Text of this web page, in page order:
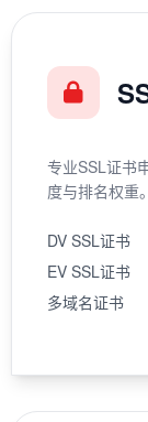
专业SSL证书
度与排名权重。
DV SSL证书
EV SSL证书
多域名证书